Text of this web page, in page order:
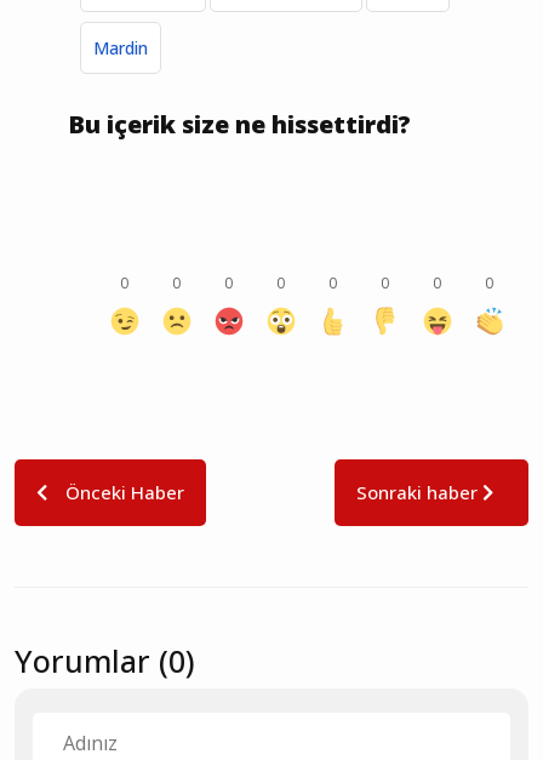
Mardin
Bu içerik size ne hissettirdi?
0 0 0 0 0 0 0 0
Önceki Haber Sonraki haber
Yorumlar (0)